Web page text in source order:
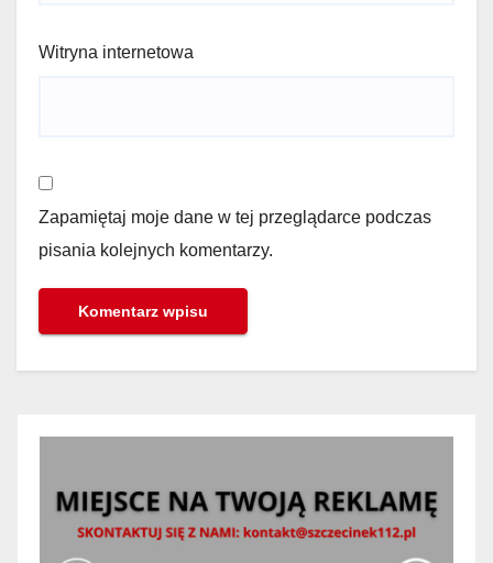
Witryna internetowa
Zapamiętaj moje dane w tej przeglądarce podczas
pisania kolejnych komentarzy.